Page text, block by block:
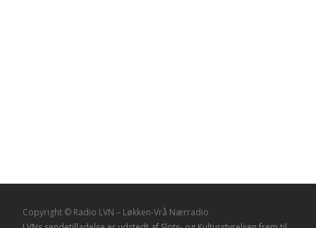
Copyright © Radio LVN – Løkken-Vrå Nærradio